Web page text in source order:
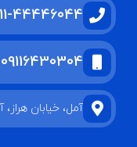
44446044
09116430304
آمل، خیابان هراز، آفتاب